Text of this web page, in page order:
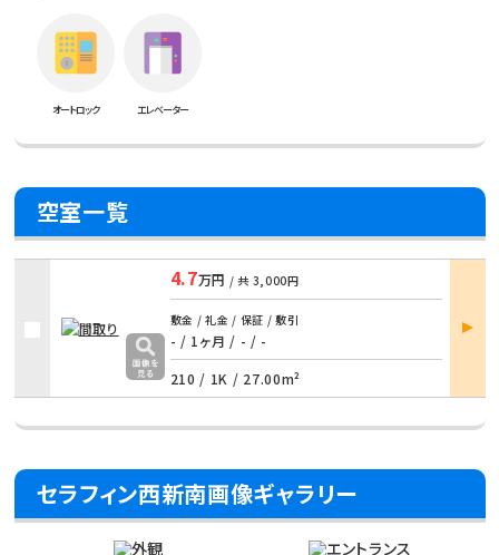
オートロック エレベーター
空室一覧
4.7万円 / 共 3,000円
敷金 / 礼金 / 保証 / 敷引
- / 1ヶ月 / - / -
210 / 1K / 27.00m²
部屋
詳細
セラフィン西新南画像ギャラリー